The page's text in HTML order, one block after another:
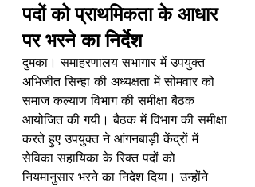
पदों को प्राथमिकता के आधार
पर भरने का निर्देश
दुमका। समाहरणालय सभागार में उपयुक्त
अभिजीत सिन्हा की अध्यक्षता में सोमवार को
समाज कल्याण विभाग की समीक्षा बैठक
आयोजित की गयी। बैठक में विभाग की समीक्षा
करते हुए उपयुक्त ने आंगनबाड़ी केंद्रों में
सेविका सहायिका के रिक्त पदों को
नियमानुसार भरने का निदेश दिया। उन्होंने